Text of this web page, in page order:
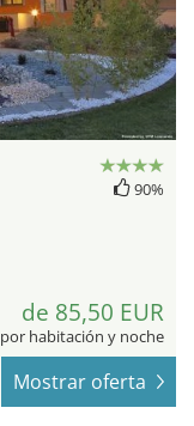
90%
de 85,50 EUR
por habitación y noche
Mostrar oferta